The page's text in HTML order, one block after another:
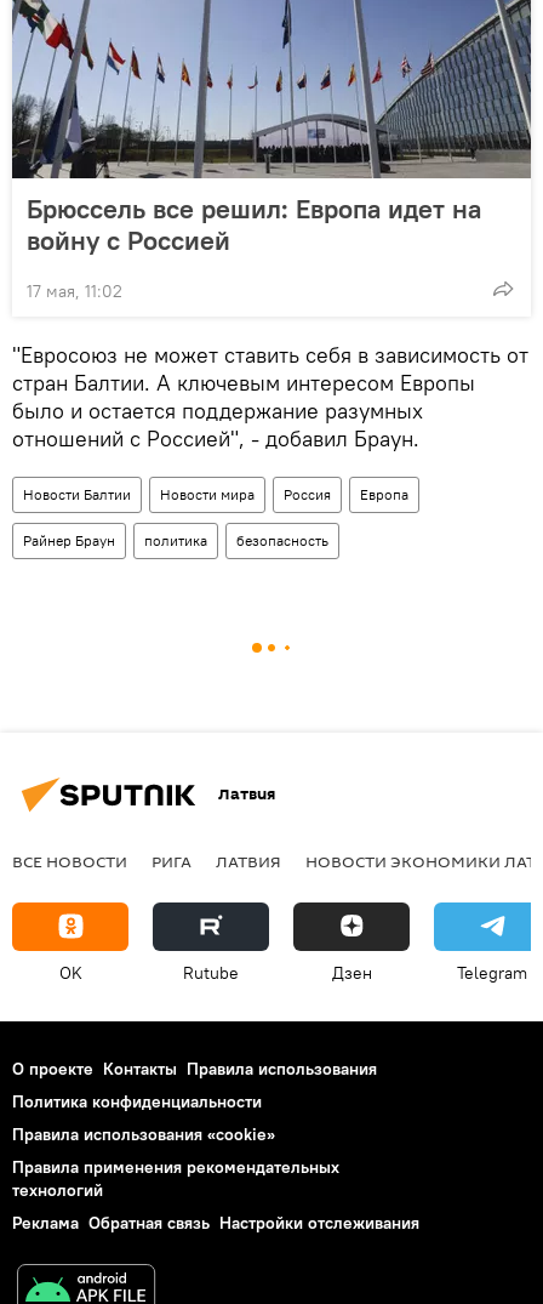
Брюссель все решил: Европа идет на
войну с Россией
17 мая, 11:02
"Евросоюз не может ставить себя в зависимость от
стран Балтии. А ключевым интересом Европы
было и остается поддержание разумных
отношений с Россией", - добавил Браун.
Новости Балтии Новости мира Россия Европа
Райнер Браун политика безопасность
Латвия
ВСЕ НОВОСТИ РИГА ЛАТВИЯ НОВОСТИ ЭКОНОМИКИ
OK Rutube Дзен Telegram
О проекте Контакты Правила использования
Политика конфиденциальности
Правила использования «cookie»
Правила применения рекомендательных
технологий
Реклама Обратная связь Настройки отслеживания